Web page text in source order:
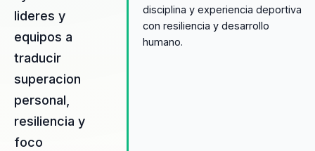
lideres y
equipos a
traducir
superacion
personal,
resiliencia y
foco
disciplina y experiencia deportiva
con resiliencia y desarrollo
humano.